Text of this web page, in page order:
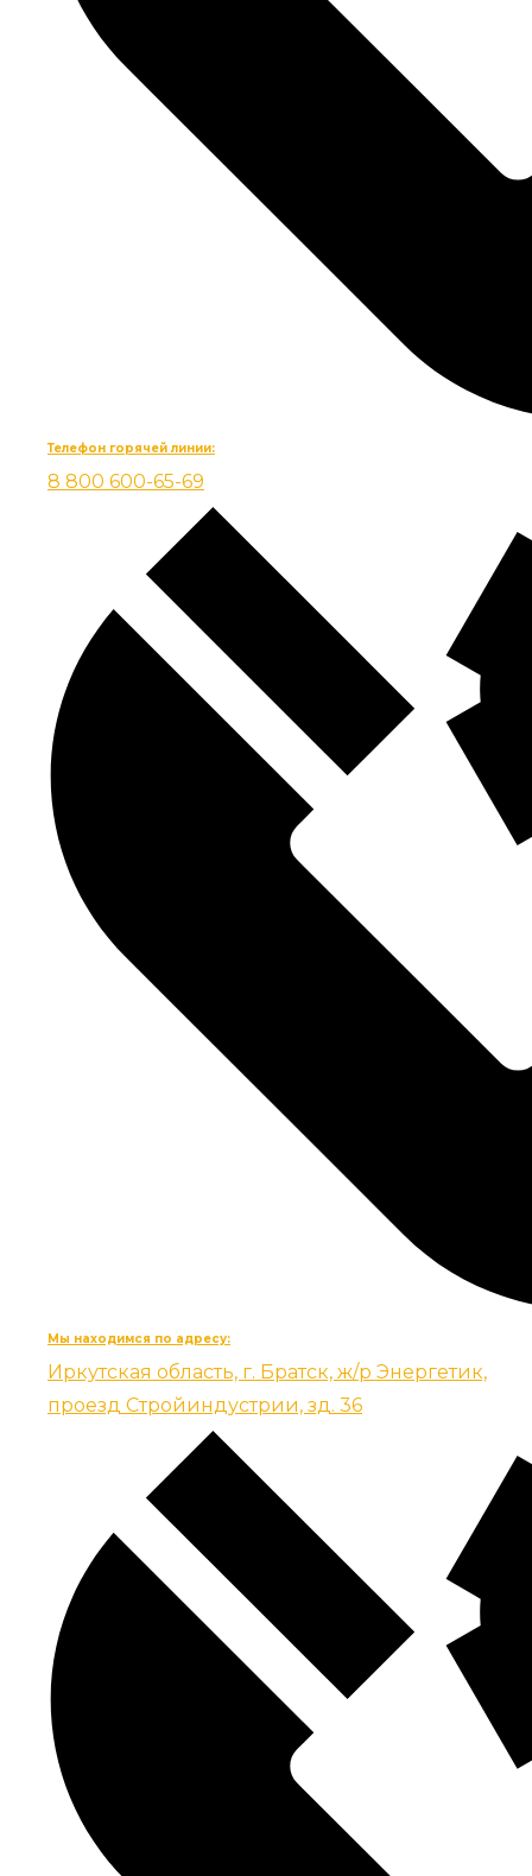
Телефон горячей линии:
8 800 600-65-69
Мы находимся по адресу:
Иркутская область, г. Братск, ж/р Энергетик,
проезд Стройиндустрии, зд. 36